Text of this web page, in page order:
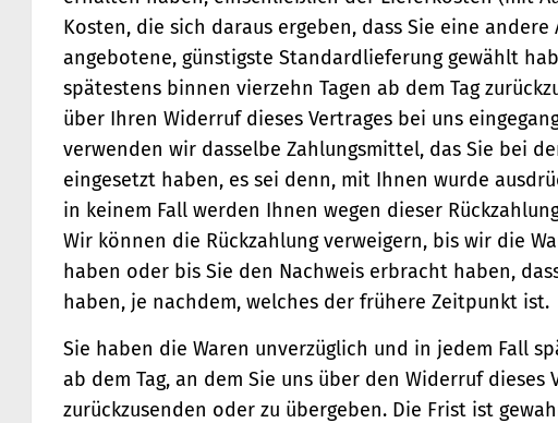
Kosten, die sich daraus ergeben, dass Sie eine
angebotene, günstigste Standardlieferung gewählt
spätestens binnen vierzehn Tagen ab dem Tag
über Ihren Widerruf dieses Vertrages bei uns
verwenden wir dasselbe Zahlungsmittel, das Sie bei
eingesetzt haben, es sei denn, mit Ihnen wurde
in keinem Fall werden Ihnen wegen dieser
Wir können die Rückzahlung verweigern, bis wir die
haben oder bis Sie den Nachweis erbracht haben,
haben, je nachdem, welches der frühere Zeitpunkt ist.
Sie haben die Waren unverzüglich und in jedem Fall
ab dem Tag, an dem Sie uns über den Widerruf
zurückzusenden oder zu übergeben. Die Frist ist